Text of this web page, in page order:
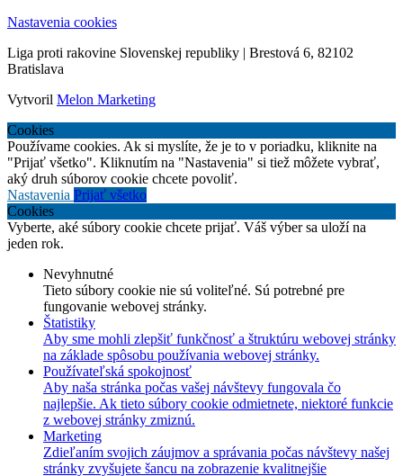
Nastavenia cookies
Liga proti rakovine Slovenskej republiky | Brestová 6, 82102
Bratislava
Vytvoril Melon Marketing
Cookies
Používame cookies. Ak si myslíte, že je to v poriadku, kliknite na
"Prijať všetko". Kliknutím na "Nastavenia" si tiež môžete vybrať,
aký druh súborov cookie chcete povoliť.
Nastavenia Prijať všetko
Cookies
Vyberte, aké súbory cookie chcete prijať. Váš výber sa uloží na
jeden rok.
Nevyhnutné
Tieto súbory cookie nie sú voliteľné. Sú potrebné pre
fungovanie webovej stránky.
Štatistiky
Aby sme mohli zlepšiť funkčnosť a štruktúru webovej stránky
na základe spôsobu používania webovej stránky.
Používateľská spokojnosť
Aby naša stránka počas vašej návštevy fungovala čo
najlepšie. Ak tieto súbory cookie odmietnete, niektoré funkcie
z webovej stránky zmiznú.
Marketing
Zdieľaním svojich záujmov a správania počas návštevy našej
stránky zvyšujete šancu na zobrazenie kvalitnejšie